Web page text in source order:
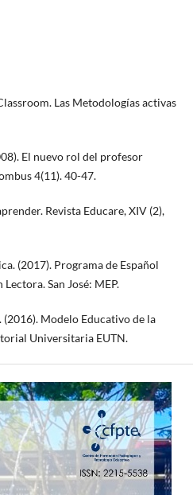
Las Metodologías activas
El nuevo rol del profesor
4(11). 40-47.
Revista Educare, XIV (2),
(2017). Programa de Español
San José: MEP.
Modelo Educativo de la
Universitaria EUTN.